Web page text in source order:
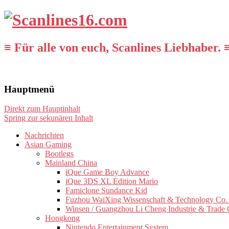
≡ Für alle von euch, Scanlines Liebhaber.
Hauptmenü
Direkt zum Hauptinhalt
Spring zur sekunären Inhalt
Nachrichten
Asian Gaming
Bootlegs
Mainland China
iQue Game Boy Advance
iQue 3DS XL Edition Mario
Famiclone Sundance Kid
Fuzhou WaiXing Wissenschaft & Technology
Winsen / Guangzhou Li Cheng Industrie & Trade
Hongkong